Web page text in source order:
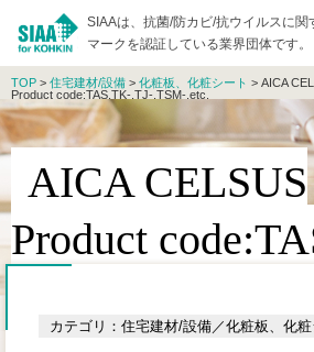
SIAAは、抗菌/防カビ/抗ウイルスに関
マークを認証している業界団体です。
TOP > 住宅建材/設備 > 化粧板、化粧シート > AICA
Product code:TAS,TK-,TJ-,TSM-,etc.
AICA CELSUS
Product
カテゴリ：住宅建材/設備／化粧板、化粧